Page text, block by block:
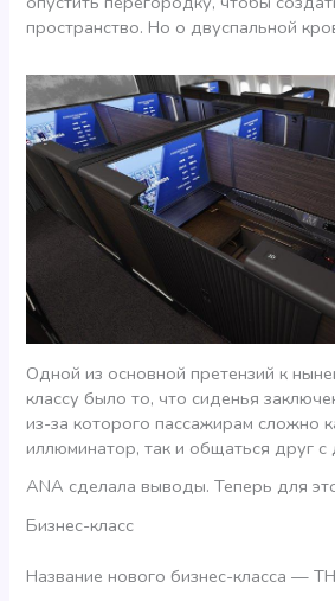
пространство. Но о двуспальной
Одной из основной претензий к
классу было то, что сиденья
из-за которого пассажирам сложно
иллюминатор, так и общаться друг с
ANA сделала выводы. Теперь для
Бизнес-класс
Название нового бизнес-класса —